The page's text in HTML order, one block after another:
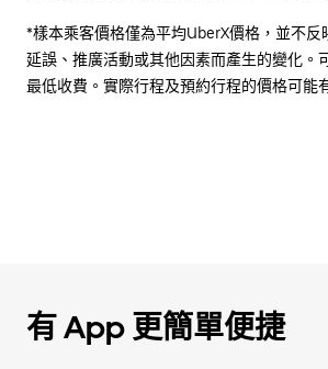
*樣本乘客價格僅為平均UberX價格，並不反
延誤、推廣活動或其他因素而產生的變化。
最低收費。實際行程及預約行程的價格可能
有 App 更簡單便捷